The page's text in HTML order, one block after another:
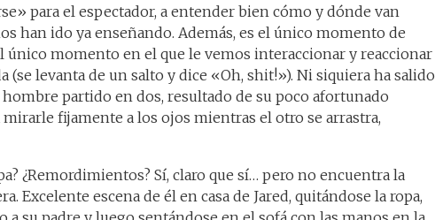
para el espectador, a entender bien cómo y dónde van
han ido ya enseñando. Además, es el único momento de
único momento en el que le vemos interaccionar y reaccionar
(se levanta de un salto y dice «Oh, shit!»). Ni siquiera ha salido
partido en dos, resultado de su poco afortunado
fijamente a los ojos mientras el otro se arrastra,
¿Remordimientos? Sí, claro que sí… pero no encuentra la
Excelente escena de él en casa de Jared, quitándose la ropa,